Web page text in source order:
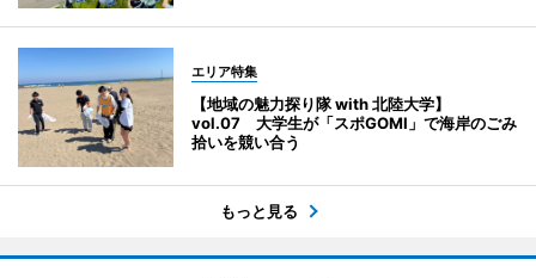
エリア特集
【地域の魅力探り隊 with 北陸大学】
vol.07 大学生が「スポGOMI」で海岸のごみ
拾いを競い合う
もっと見る